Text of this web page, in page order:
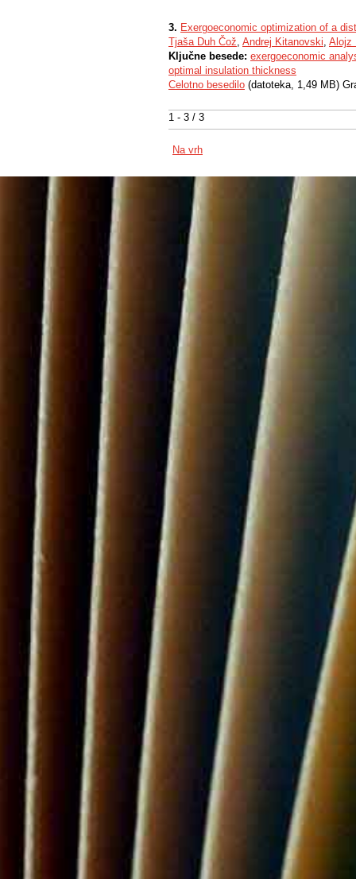
1 - 3 / 3
3. Exergoeconomic optimization of a
Tjaša Duh Čož, Andrej Kitanovski, Alojz
Ključne besede: exergoeconomic
optimal insulation thickness
Celotno besedilo (datoteka, 1,49 MB)
Na vrh